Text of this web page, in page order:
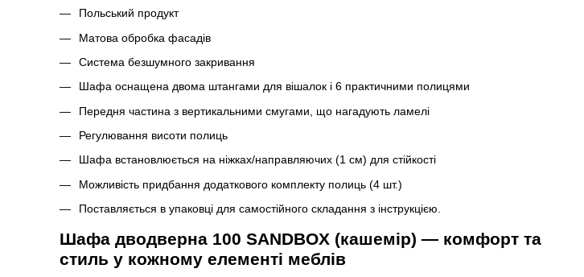
Польський продукт
Матова обробка фасадів
Система безшумного закривання
Шафа оснащена двома штангами для вішалок і 6 практичними полицями
Передня частина з вертикальними смугами, що нагадують ламелі
Регулювання висоти полиць
Шафа встановлюється на ніжках/направляючих (1 см) для стійкості
Можливість придбання додаткового комплекту полиць (4 шт.)
Поставляється в упаковці для самостійного складання з інструкцією.
Шафа дводверна 100 SANDBOX (кашемір) — комфорт та
стиль у кожному елементі меблів